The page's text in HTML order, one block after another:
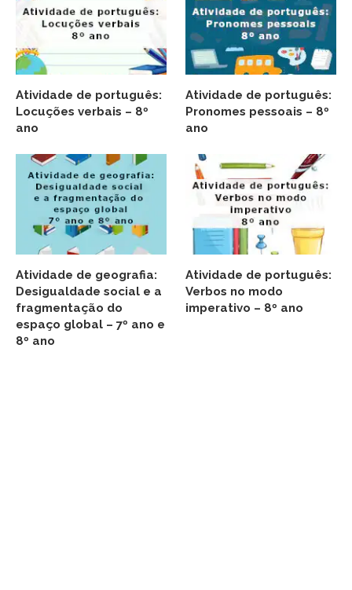
Atividade de português:
Locuções verbais – 8º
ano
Atividade de português:
Pronomes pessoais – 8º
ano
Atividade de geografia:
Desigualdade social e a
fragmentação do
espaço global – 7º ano e
8º ano
Atividade de português:
Verbos no modo
imperativo – 8º ano